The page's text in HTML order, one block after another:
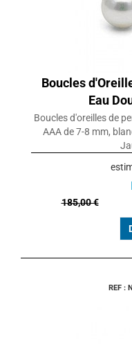
Boucles
Eau
Boucles d'oreilles de
AAA de 7-8 mm,
185,00 €
REF :